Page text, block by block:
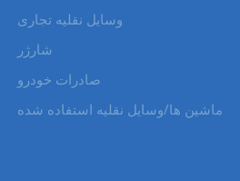
وسایل نقلیه تجاری
شارژر
صادرات خودرو
ماشین ها/وسایل نقلیه استفاده شده